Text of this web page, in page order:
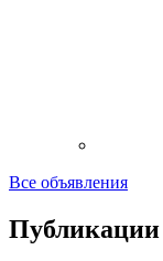
Все объявления
Публикации